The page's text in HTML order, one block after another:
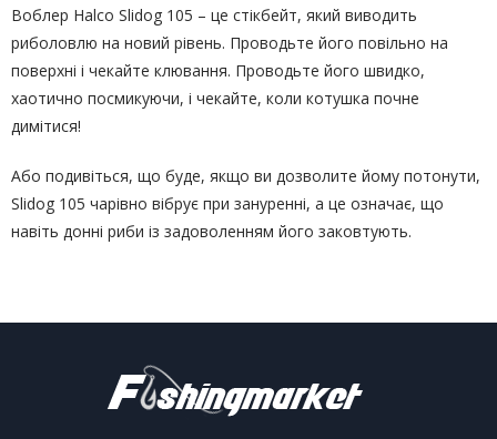
Воблер Halco Slidog 105 – це стікбейт, який виводить
риболовлю на новий рівень. Проводьте його повільно на
поверхні і чекайте клювання. Проводьте його швидко,
хаотично посмикуючи, і чекайте, коли котушка почне
димітися!
Або подивіться, що буде, якщо ви дозволите йому потонути,
Slidog 105 чарівно вібрує при зануренні, а це означає, що
навіть донні риби із задоволенням його заковтують.